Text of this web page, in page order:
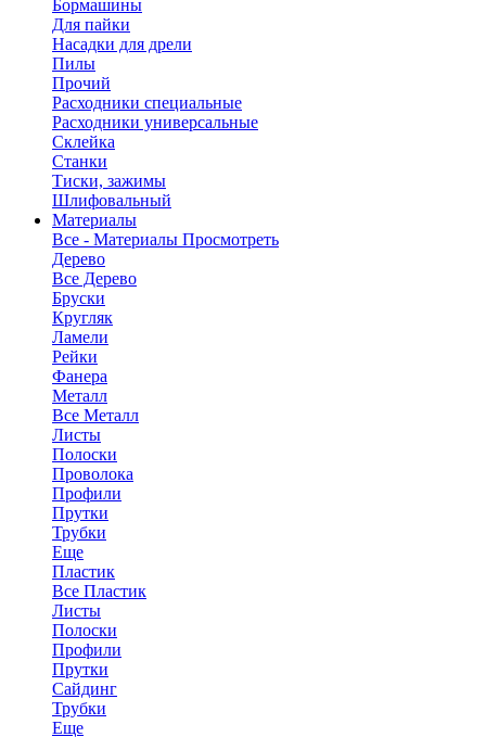
Бормашины
Для пайки
Насадки для дрели
Пилы
Прочий
Расходники специальные
Расходники универсальные
Склейка
Станки
Тиски, зажимы
Шлифовальный
Материалы
Все - Материалы Просмотреть
Дерево
Все Дерево
Бруски
Кругляк
Ламели
Рейки
Фанера
Металл
Все Металл
Листы
Полоски
Проволока
Профили
Прутки
Трубки
Еще
Пластик
Все Пластик
Листы
Полоски
Профили
Прутки
Сайдинг
Трубки
Еще